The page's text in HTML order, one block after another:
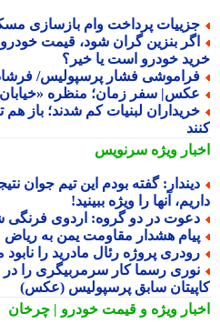
پرداخت وام بازسازی مسکن
بنزین گران شود، قیمت خودرو
خودرو است یا خیر؟
فشار پرسپولیس/ فرشاد
سفر زمان؛ منظره «خیابان
لبنیات کم شدند؛ باز هم
ویژهسرنویس
گفته بودم این تیم جوان
آنها را ویژه ببینید!
در دو گروه: اردوی فرنگی
هشدار مقاومت یمن به ریاض
پروژه رئال مادرید را نابود می
رسما کار سرمربیگری را در
سابق پرسپولیس (عکس)
ویژهو قیمت خودرو | چرخان